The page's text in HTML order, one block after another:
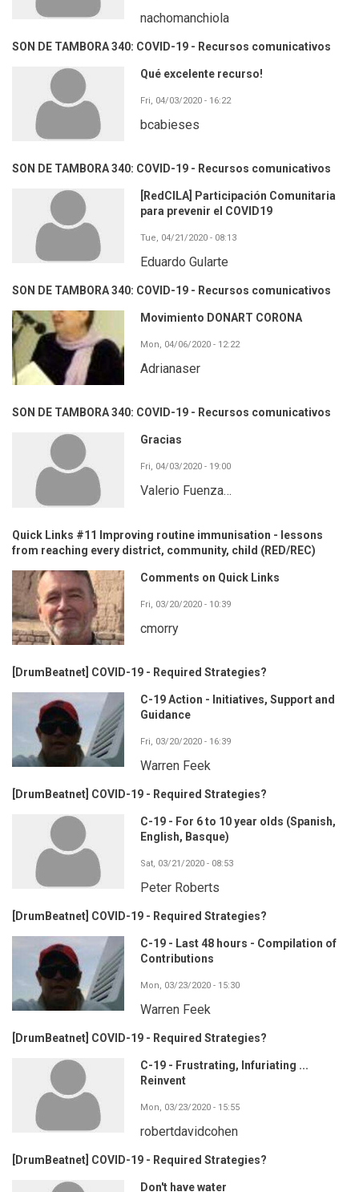
nachomanchiola
SON DE TAMBORA 340: COVID-19 - Recursos comunicativos
Qué excelente recurso!
Fri, 04/03/2020 - 16:22
bcabieses
SON DE TAMBORA 340: COVID-19 - Recursos comunicativos
[RedCILA] Participación Comunitaria
para prevenir el COVID19
Tue, 04/21/2020 - 08:13
Eduardo Gularte
SON DE TAMBORA 340: COVID-19 - Recursos comunicativos
Movimiento DONART CORONA
Mon, 04/06/2020 - 12:22
Adrianaser
SON DE TAMBORA 340: COVID-19 - Recursos comunicativos
Gracias
Fri, 04/03/2020 - 19:00
Valerio Fuenza…
Quick Links #11 Improving routine immunisation - lessons
from reaching every district, community, child (RED/REC)
Comments on Quick Links
Fri, 03/20/2020 - 10:39
cmorry
[DrumBeatnet] COVID-19 - Required Strategies?
C-19 Action - Initiatives, Support and
Guidance
Fri, 03/20/2020 - 16:39
Warren Feek
[DrumBeatnet] COVID-19 - Required Strategies?
C-19 - For 6 to 10 year olds (Spanish,
English, Basque)
Sat, 03/21/2020 - 08:53
Peter Roberts
[DrumBeatnet] COVID-19 - Required Strategies?
C-19 - Last 48 hours - Compilation of
Contributions
Mon, 03/23/2020 - 15:30
Warren Feek
[DrumBeatnet] COVID-19 - Required Strategies?
C-19 - Frustrating, Infuriating ...
Reinvent
Mon, 03/23/2020 - 15:55
robertdavidcohen
[DrumBeatnet] COVID-19 - Required Strategies?
Don't have water